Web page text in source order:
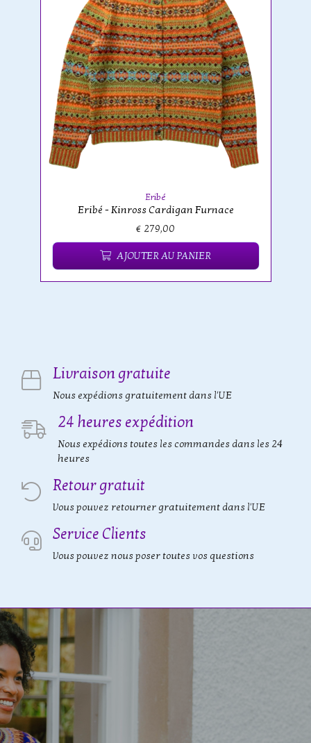
Eribé
Eribé - Kinross Cardigan Furnace
€ 279,00
AJOUTER AU PANIER
Livraison gratuite
Nous expédions gratuitement dans l'UE
24 heures expédition
Nous expédions toutes les commandes dans les 24
heures
Retour gratuit
Vous pouvez retourner gratuitement dans l'UE
Service Clients
Vous pouvez nous poser toutes vos questions